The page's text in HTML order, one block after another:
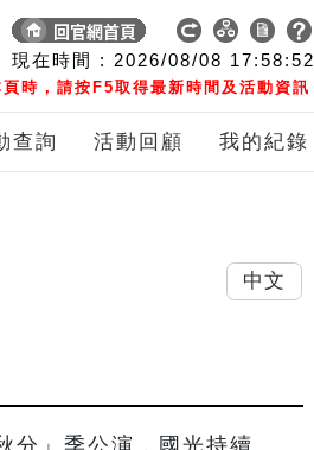
現在時間 : 2026/08/08 17:58:53
時，請按F5取得最新時間及活動資訊
查詢 活動回顧 我的紀錄